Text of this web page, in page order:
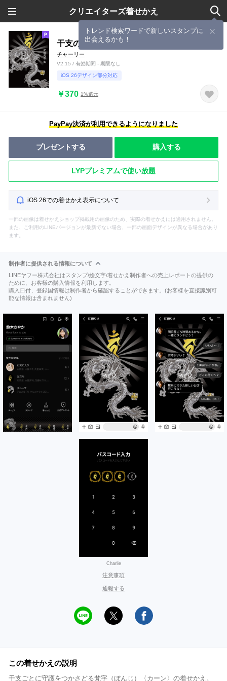
クリエイターズ着せかえ
トレンド検索ワードで新しいスタンプに
出会えるかも！
干支の守護梵字と龍〈カーン〉
チャーリー
V2.15 / 有効期間 - 期限なし
iOS 26デザイン部分対応
￥370 1%還元
PayPay決済が利用できるようになりました
プレゼントする 購入する
LYPプレミアムで使い放題
iOS 26での着せかえ表示について
一部の画像は着せかえショップ掲載用の画像のため、実際の着せかえには適用されません。
また、ご利用のLINEバージョンが最新でない場合、一部の画面デザインが異なる場合があり
ます。
制作者に提供される情報について
LINEヤフー株式会社はスタンプ/絵文字/着せかえ制作者への売上レポートの提供の
ために、お客様の購入情報を利用します。
購入日付、登録国情報は制作者から確認することができます。(お客様を直接識別可
能な情報は含まれません)
Charlie
注意事項
通報する
この着せかえの説明
干支ごとに守護をつかさどる梵字（ぼんじ）〈カーン〉の着せかえ。